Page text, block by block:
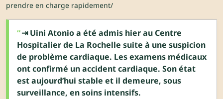
prendre en charge rapidement/
⇥ Uini Atonio a été admis hier au Centre
Hospitalier de La Rochelle suite à une suspicion
de problème cardiaque. Les examens médicaux
ont confirmé un accident cardiaque. Son état
est aujourd’hui stable et il demeure, sous
surveillance, en soins intensifs.